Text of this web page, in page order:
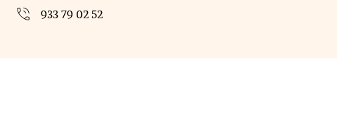
933 79 02 52